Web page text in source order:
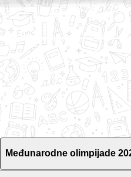
Međunarodne olimpijade